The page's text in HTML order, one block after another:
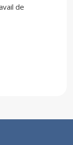
de